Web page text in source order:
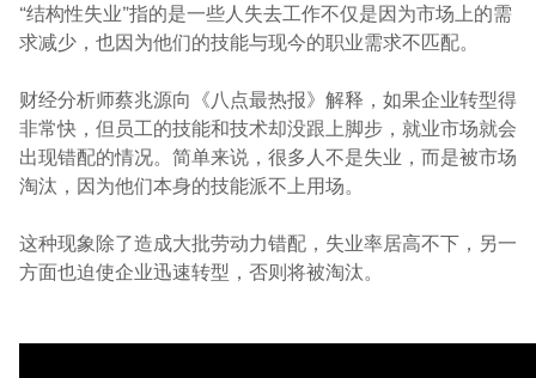
“结构性失业”指的是一些人失去工作不仅是因为市场上的需
求减少，也因为他们的技能与现今的职业需求不匹配。
财经分析师蔡兆源向《八点最热报》解释，如果企业转型得
非常快，但员工的技能和技术却没跟上脚步，就业市场就会
出现错配的情况。简单来说，很多人不是失业，而是被市场
淘汰，因为他们本身的技能派不上用场。
这种现象除了造成大批劳动力错配，失业率居高不下，另一
方面也迫使企业迅速转型，否则将被淘汰。